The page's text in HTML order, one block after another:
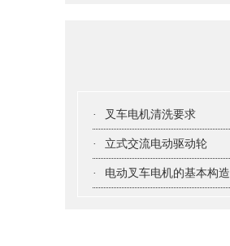
· 叉车电机清洗要求
· 立式交流电动驱动轮
· 电动叉车电机的基本构造